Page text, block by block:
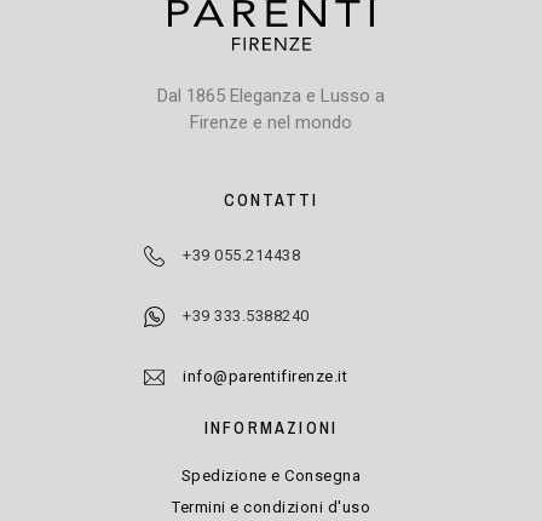
Dal 1865 Eleganza e Lusso a
Firenze e nel mondo
CONTATTI
+39 055.214438
+39 333.5388240
info@parentifirenze.it
INFORMAZIONI
Spedizione e Consegna
Termini e condizioni d'uso